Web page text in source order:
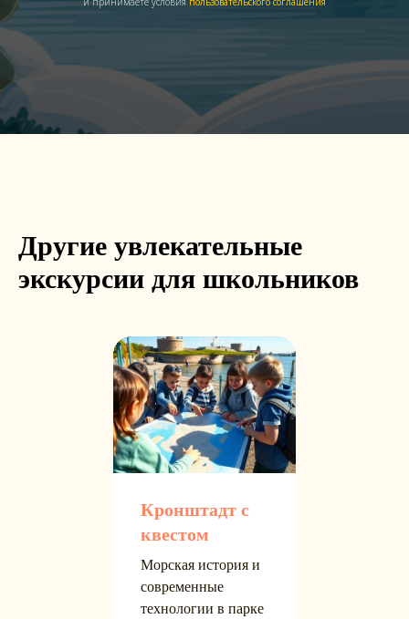
Другие увлекательные
экскурсии для школьников
Кронштадт с
квестом
Морская история и
современные
технологии в парке